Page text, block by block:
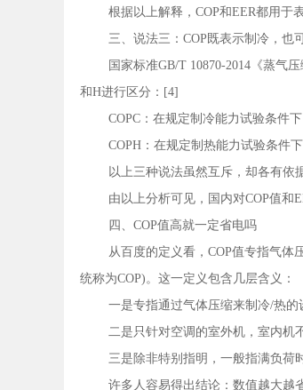
根据以上解释，COP和EER都用于
三、说法三：COP既表示制冷，也
国家标准GB/T 10870-2014《蒸气
和H进行区分：[4]
COPC：在规定制冷能力试验条件
COPH：在规定制热能力试验条件
以上三种说法虽然互斥，却各有依
由以上分析可见，国内对COP值和
四、COP值高就一定省电吗
从百度的定义看，COP值专指气
统称为COP)。这一定义包含几层含义：
一是专指通过气体压缩来制冷/热
二是只针对空调的室外机，室内机
三是除非特别指明，一般指满负荷
许多人容易得出结论：数值越大越